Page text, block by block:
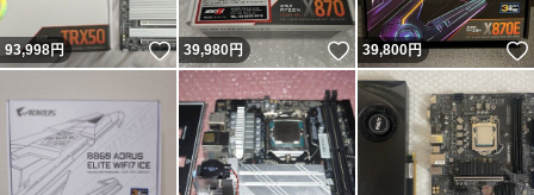
93,998円 いいね！
39,980円 いいね！
39,800円